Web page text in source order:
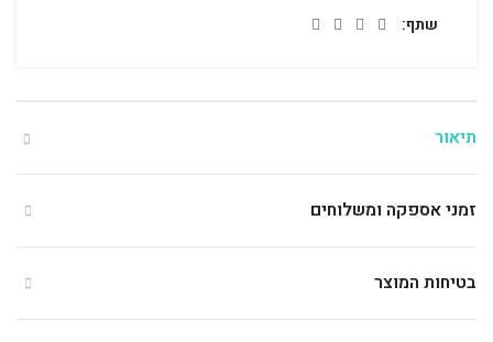
שתף
תיאור
זמני אספקה ומשלוחים
בטיחות המוצר